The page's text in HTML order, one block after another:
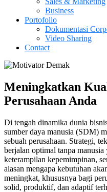
Business
Portofolio
Dokumentasi
Video Sharing
Contact
Meningkatkan
Perusahaan Anda
Di tengah dinamika dunia
sumber daya manusia (SDM)
sebuah perusahaan. Strategi,
berjalan optimal tanpa
keterampilan kepemimpinan,
alasan mengapa kebutuhan
meningkat, khususnya bagi
solid, produktif, dan adaptif